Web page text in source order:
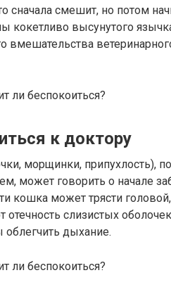
сначала смешит, но потом
кокетливо высунутого
вмешательства
к доктору
морщинки, припухлость),
может говорить о начале
кошка может трясти
слизистых
дыхание.